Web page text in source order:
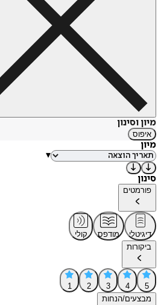
מיון וסינון
איפוס
מיון
▾
סינון
פורמטים
דיגיטלי מודפס
קולי
ביקורות
5
4
3
2
1
מבצעים/הנחות